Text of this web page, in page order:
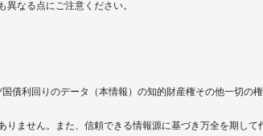
なる点にご注意ください。
債利回りのデータ（本情報）の知的財産権その他一切
ません。また、信頼できる情報源に基づき万全を期し